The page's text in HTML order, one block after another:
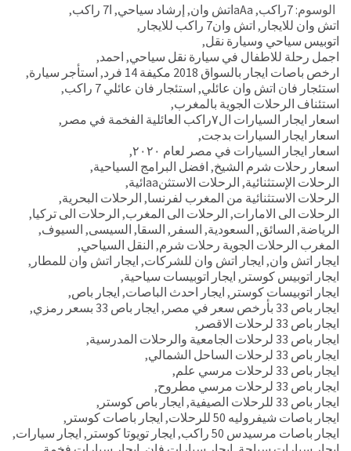
الوسوم: 7راكب , aAaاتش وان , إرشاد سياحي, ا7 راكب
,
اتش وان للايجار , اتش وان7 راكب للايجار
,
اتوبيس سياحي وسيارة نقل,
اجمل رحلة للاطفال في سيارة نقل سياحي, احمد,
ارخص باصات ايجار بالسواق 2018 مكيفة 14 فرد
, استأجر سيارة,
استئجار فان اتش وان عائلي, استئجار فان عائلي 7 راكب
,
استئناف الرحلات الجوية بالمغرب,
اسعار ايجار السيارات ال٧راكب العائلية الفخمة في مصر
,
اسعار ايجار السيارات بدجت,
اسعار ايجار السيارات في مصر لعام ٢٠٢٠
,
اسعار رحلات شرم الشيخ, افضل البرامج السياحية,
الرحلات الإستثنائية, الرحلات الاستثنaaائية
,
الرحلات الاستثنائية من المغرب لفرنسا, الرحلات البحرية,
الرحلات الى الامارات, الرحلات الى المغرب, الرحلات الى تركيا,
الرياضة, السائق, السعودية, السفر , السقا, السيسى, السيوف,
المغرب الرحلات الجوية رحلات شرم, النقل السياحي,
ايجار اتش وان, ايجار اتش وان للشركات, ايجار اتش وان للمطار ,
ايجار اتوبيس كوستر , ايجار اتوبيسات سياحية,
ايجار اتوبيسات كوستر , ايجار احدث الباصات, ايجار باص,
ايجار باص 33 بأرخص سعر في مصر
, ايجار باص 33 بسعر رمزي
,
ايجار باص 33 لرحلات الاقصر
,
ايجار باص 33 لرحلات الجامعية والرحلات المدرسية
,
ايجار باص 33 لرحلات الساحل الشمالي
,
ايجار باص 33 لرحلات مرسي علم
,
ايجار باص 33 لرحلات مرسي مطروح
,
ايجار باص 33 للرحلات الصيفية
, ايجار باص كوستر ,
ايجار باصات شيفروليه 50 للرحلات
, ايجار باصات كوستر ,
ايجار باصات مرسيدس 50 راكب
, ايجار تويوتا كوستر , ايجار سيارات,